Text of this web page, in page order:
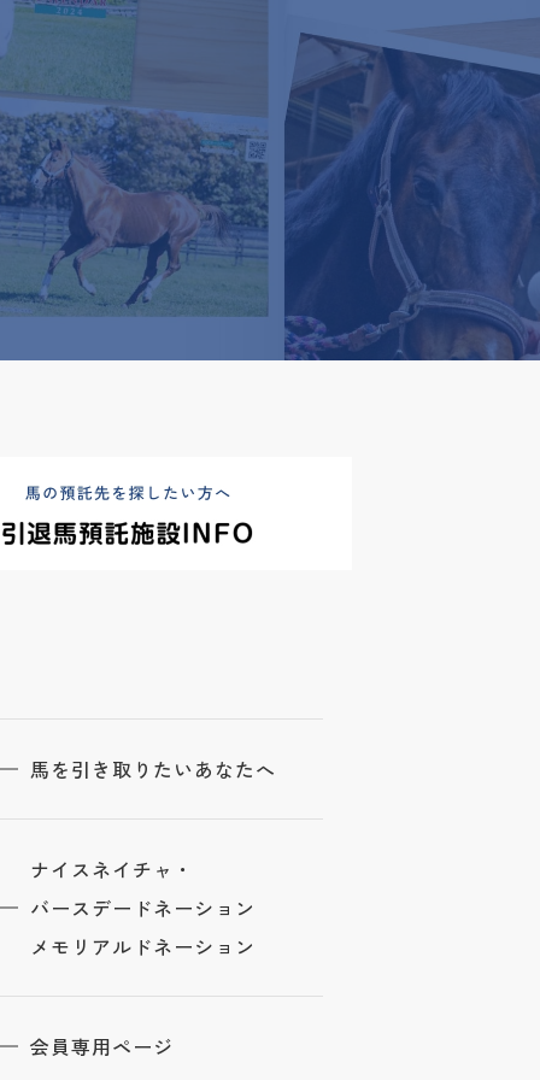
馬を引き取りたいあなたへ
ナイスネイチャ・
バースデードネーション
メモリアルドネーション
会員専用ページ